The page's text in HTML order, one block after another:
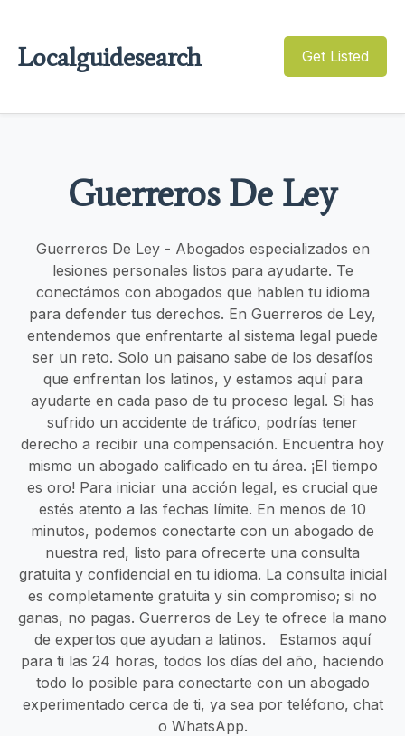
Localguidesearch Get Listed
Guerreros De Ley
Guerreros De Ley - Abogados especializados en
lesiones personales listos para ayudarte. Te
conectámos con abogados que hablen tu idioma
para defender tus derechos. En Guerreros de Ley,
entendemos que enfrentarte al sistema legal puede
ser un reto. Solo un paisano sabe de los desafíos
que enfrentan los latinos, y estamos aquí para
ayudarte en cada paso de tu proceso legal. Si has
sufrido un accidente de tráfico, podrías tener
derecho a recibir una compensación. Encuentra hoy
mismo un abogado calificado en tu área. ¡El tiempo
es oro! Para iniciar una acción legal, es crucial que
estés atento a las fechas límite. En menos de 10
minutos, podemos conectarte con un abogado de
nuestra red, listo para ofrecerte una consulta
gratuita y confidencial en tu idioma. La consulta inicial
es completamente gratuita y sin compromiso; si no
ganas, no pagas. Guerreros de Ley te ofrece la mano
de expertos que ayudan a latinos. Estamos aquí
para ti las 24 horas, todos los días del año, haciendo
todo lo posible para conectarte con un abogado
experimentado cerca de ti, ya sea por teléfono, chat
o WhatsApp.